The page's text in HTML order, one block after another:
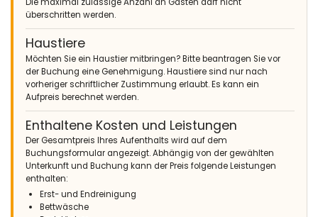
(Übersetzt von Google)
Sehr zufrieden mit Kontakt und Hilfe von Aquila-rent
- 8,6
Familien mit älteren Kindern - August 2022 - Niederlande :
(Originaltext)
Mooi huis en tuin. Keuken was van alles voorzien, dus dit was
top! Misschien alleen wat meer handdoeken. Verder alles
netjes schoon en onderhouden.
(Übersetzt von Google)
Schönes Haus und Garten. Die Küche war komplett ausgestattet,
also war das großartig! Vielleicht nur noch ein paar Handtücher.
Alles andere ordentlich sauber und gepflegt.
Die maximal zulässige Anzahl an Gästen darf nicht
überschritten werden.
Haustiere
Möchten Sie ein Haustier mitbringen? Bitte beantragen Sie vor
der Buchung eine Genehmigung. Haustiere sind nur nach
vorheriger schriftlicher Zustimmung erlaubt. Es kann ein
Aufpreis berechnet werden.
Enthaltene Kosten und Leistungen
Der Gesamtpreis Ihres Aufenthalts wird auf dem
Buchungsformular angezeigt. Abhängig von der gewählten
Unterkunft und Buchung kann der Preis folgende Leistungen
enthalten:
Erst- und Endreinigung
Bettwäsche